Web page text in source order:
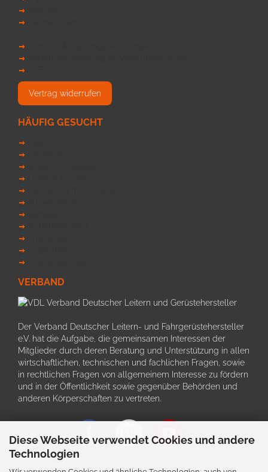
Diese Webseite verwendet Cookies und andere
Technologien
Vertrag widerrufen
HÄUFIG GESUCHT
VERBAND
Der Verband Deutscher Leitern- und Fahrgerüstehersteller
e.V. hat die Aufgabe, die gemeinsamen Interessen der
Mitglieder durch deren Beratung und Unterstützung in allen
wirtschaftlichen, technischen und fachlichen Fragen, sowie
in rechtlichen Fragen von allgemeinem Interesse zu fördern
und in der Öffentlichkeit sowie gegenüber Behörden und
anderen Körperschaften zu vertreten.